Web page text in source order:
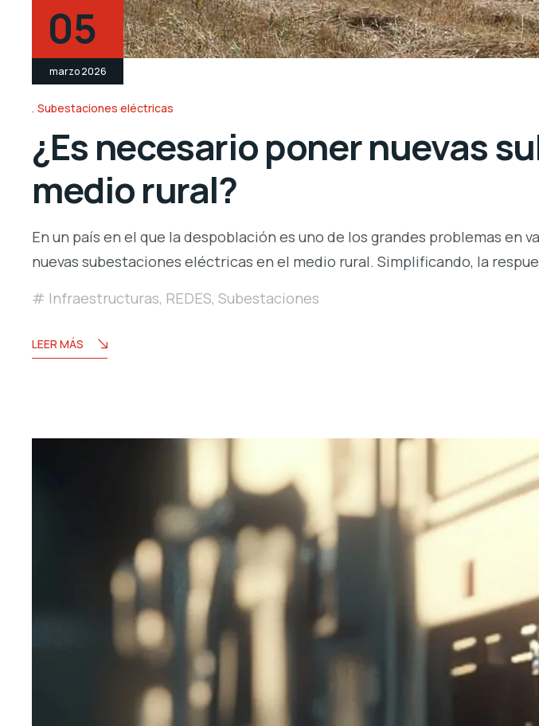
05
marzo 2026
Subestaciones eléctricas
¿Es necesario poner nuevas
medio rural?
En un país en el que la despoblación es uno de los grandes problemas en
nuevas subestaciones eléctricas en el medio rural. Simplificando, la
Infraestructuras, REDES, Subestaciones
LEER MÁS